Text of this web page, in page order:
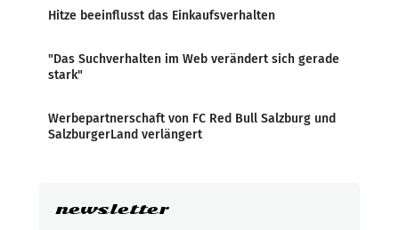
Hitze beeinflusst das Einkaufsverhalten
"Das Suchverhalten im Web verändert sich gerade
stark"
Werbepartnerschaft von FC Red Bull Salzburg und
SalzburgerLand verlängert
newsletter